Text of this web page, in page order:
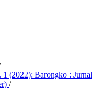
(2022): Barongko :
/